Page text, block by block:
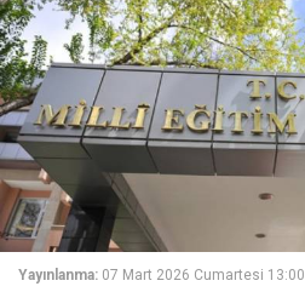
Yayınlanma: 07 Mart 2026 Cumartesi 13:00